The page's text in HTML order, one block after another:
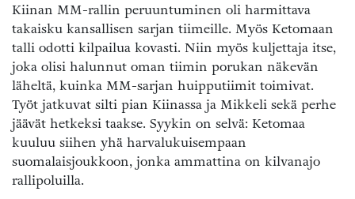
Kiinan MM-rallin peruuntuminen oli harmittava
takaisku kansallisen sarjan tiimeille. Myös Ketomaan
talli odotti kilpailua kovasti. Niin myös kuljettaja itse,
joka olisi halunnut oman tiimin porukan näkevän
läheltä, kuinka MM-sarjan huipputiimit toimivat.
Työt jatkuvat silti pian Kiinassa ja Mikkeli sekä perhe
jäävät hetkeksi taakse. Syykin on selvä: Ketomaa
kuuluu siihen yhä harvalukuisempaan
suomalaisjoukkoon, jonka ammattina on kilvanajo
rallipoluilla.